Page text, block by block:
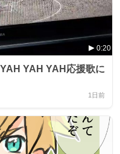
0:20
YAH YAH応援歌に
1日前